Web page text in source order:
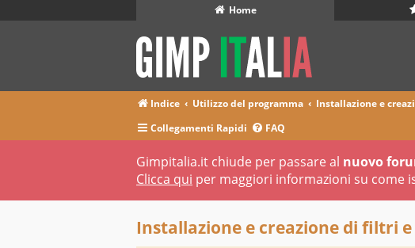
Home
Indice Utilizzo del programma
Installazione e
Collegamenti Rapidi
FAQ
Gimpitalia.it chiude per passare al nuovo
Clicca qui per maggiori informazioni su come
Installazione e creazione di filtri